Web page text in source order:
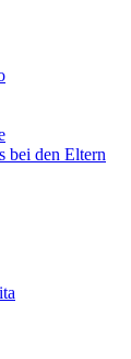
bei den Eltern